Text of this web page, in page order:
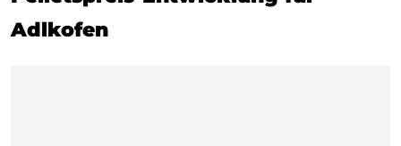
Adlkofen